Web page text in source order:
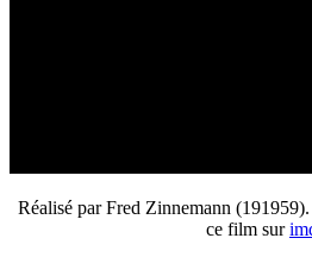
Réalisé par Fred Zinnemann
ce film sur